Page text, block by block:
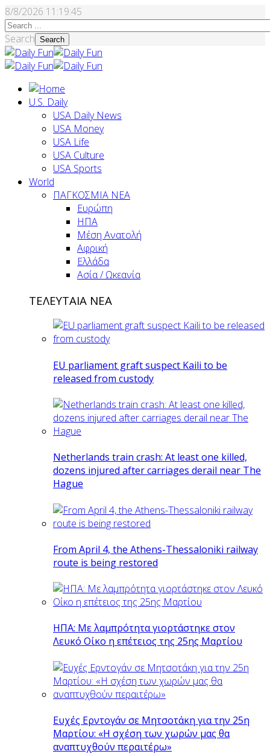
8/8/2026 11:19:46
Search Search
U.S. Daily
USA Daily News
USA Money
USA Life
USA Culture
USA Sports
World
ΠΑΓΚΟΣΜΙΑ ΝΕΑ
Ευρώπη
ΗΠΑ
Μέση Ανατολή
Αφρική
Ελλάδα
Ασία / Ωκεανία
ΤΕΛΕΥΤΑΙΑ ΝΕΑ
EU parliament graft suspect Kaili to be
released from custody
Netherlands train crash: At least one killed,
dozens injured after carriages derail near The
Hague
From April 4, the Athens-Thessaloniki railway
route is being restored
ΗΠΑ: Με λαμπρότητα γιορτάστηκε στον
Λευκό Οίκο η επέτειος της 25ης Μαρτίου
Ευχές Ερντογάν σε Μητσοτάκη για την 25η
Μαρτίου: «Η σχέση των χωρών μας θα
αναπτυχθούν περαιτέρω»